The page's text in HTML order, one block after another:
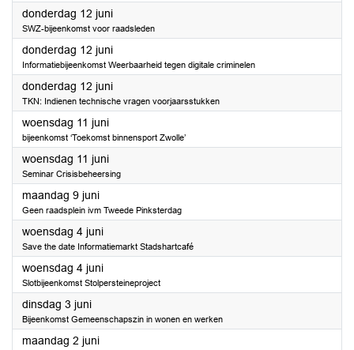
donderdag 12 juni2025
SWZ-bijeenkomst voor raadsleden
donderdag 12 juni2025
Informatiebijeenkomst Weerbaarheid tegen digitale criminelen
donderdag 12 juni2025
TKN: Indienen technische vragen voorjaarsstukken
woensdag 11 juni2025
bijeenkomst ‘Toekomst binnensport Zwolle’
woensdag 11 juni2025
Seminar Crisisbeheersing
maandag 9 juni2025
Geen raadsplein ivm Tweede Pinksterdag
woensdag 4 juni2025
Save the date Informatiemarkt Stadshartcafé
woensdag 4 juni2025
Slotbijeenkomst Stolpersteineproject
dinsdag 3 juni2025
Bijeenkomst Gemeenschapszin in wonen en werken
maandag 2 juni2025